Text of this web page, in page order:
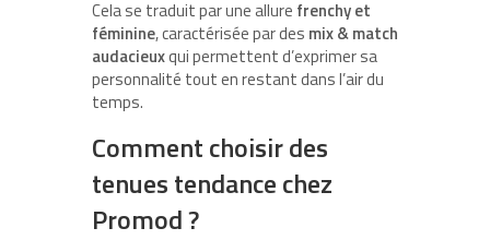
Cela se traduit par une allure frenchy et
féminine, caractérisée par des mix & match
audacieuxqui permettent d’exprimer sa
personnalité tout en restant dans l’air du
temps.
Comment choisir des
tenues tendance chez
Promod ?